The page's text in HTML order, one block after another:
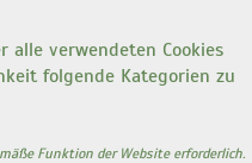
alle verwendeten Cookies
folgende Kategorien zu
Funktion der Website erforderlich.